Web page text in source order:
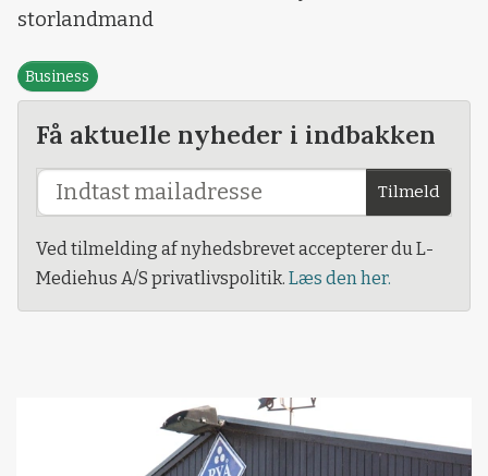
storlandmand
Business
Få aktuelle nyheder i indbakken
Tilmeld
Ved tilmelding af nyhedsbrevet accepterer du L-
Mediehus A/S privatlivspolitik. Læs den her.